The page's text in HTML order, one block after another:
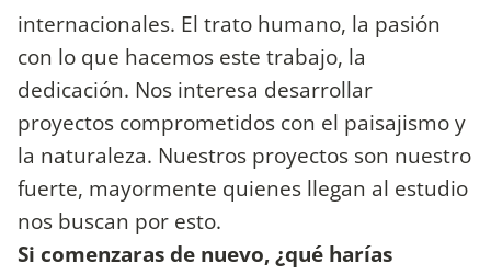
internacionales. El trato humano, la pasión
con lo que hacemos este trabajo, la
dedicación. Nos interesa desarrollar
proyectos comprometidos con el paisajismo y
la naturaleza. Nuestros proyectos son nuestro
fuerte, mayormente quienes llegan al estudio
nos buscan por esto.
Si comenzaras de nuevo, ¿qué harías